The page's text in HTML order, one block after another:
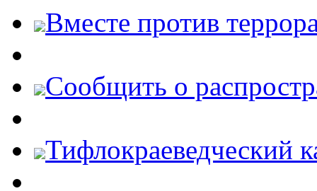
Вместе против
Cообщить о
Тифлокраеведческий